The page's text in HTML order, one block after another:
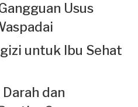
Usus
untuk Ibu Sehat
dan